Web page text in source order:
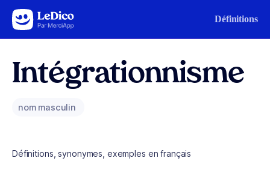
Aller au contenu Définitions
Intégrationnisme
nom masculin
Définitions, synonymes, exemples en français